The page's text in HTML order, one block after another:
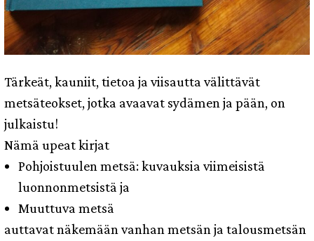
Tärkeät, kauniit, tietoa ja viisautta välittävät
metsäteokset, jotka avaavat sydämen ja pään, on
julkaistu!
Nämä upeat kirjat
Pohjoistuulen metsä: kuvauksia viimeisistä
luonnonmetsistä ja
Muuttuva metsä
auttavat näkemään vanhan metsän ja talousmetsän